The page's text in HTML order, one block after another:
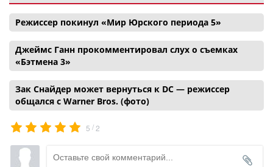
Режиссер покинул «Мир Юрского периода 5»
Джеймс Ганн прокомментировал слух о съемках
«Бэтмена 3»
Зак Снайдер может вернуться к DC — режиссер
общался с Warner Bros. (фото)
5 /2